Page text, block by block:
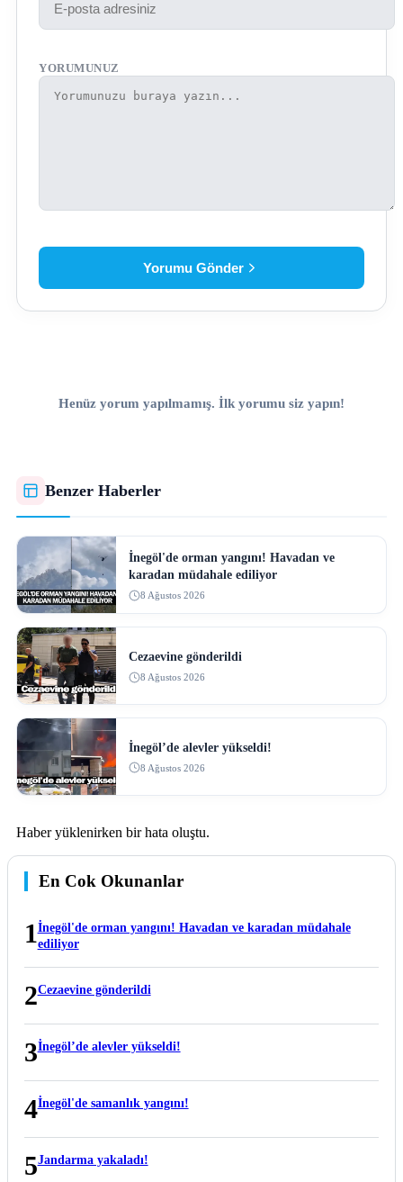
YORUMUNUZ
Yorumu Gönder
Henüz yorum yapılmamış. İlk yorumu siz yapın!
Benzer Haberler
İnegöl'de orman yangını! Havadan ve
karadan müdahale ediliyor
8 Ağustos 2026
Cezaevine gönderildi
8 Ağustos 2026
İnegöl’de alevler yükseldi!
8 Ağustos 2026
Haber yüklenirken bir hata oluştu.
En Cok Okunanlar
1İnegöl'de orman yangını! Havadan ve karadan müdahale
ediliyor
2Cezaevine gönderildi
3İnegöl’de alevler yükseldi!
4İnegöl'de samanlık yangını!
5Jandarma yakaladı!